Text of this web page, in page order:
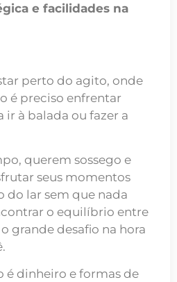
e facilidades na
perto do agito, onde
é preciso enfrentar
ir à balada ou fazer a
querem sossego e
seus momentos
do lar sem que nada
o equilíbrio entre
grande desafio na hora
é dinheiro e formas de